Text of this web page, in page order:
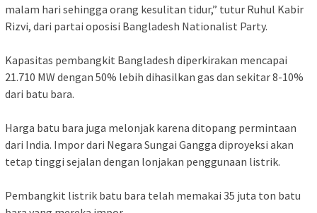
malam hari sehingga orang kesulitan tidur,” tutur Ruhul Kabir
Rizvi, dari partai oposisi Bangladesh Nationalist Party.
Kapasitas pembangkit Bangladesh diperkirakan mencapai
21.710 MW dengan 50% lebih dihasilkan gas dan sekitar 8-10%
dari batu bara.
Harga batu bara juga melonjak karena ditopang permintaan
dari India. Impor dari Negara Sungai Gangga diproyeksi akan
tetap tinggi sejalan dengan lonjakan penggunaan listrik.
Pembangkit listrik batu bara telah memakai 35 juta ton batu